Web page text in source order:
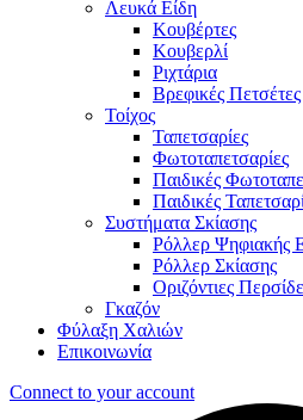
Λευκά Είδη
Κουβέρτες
Κουβερλί
Ριχτάρια
Βρεφικές Πετσέτες
Τοίχος
Ταπετσαρίες
Φωτοταπετσαρίες
Παιδικές
Παιδικές
Συστήματα Σκίασης
Ρόλλερ Ψηφιακής
Ρόλλερ Σκίασης
Οριζόντιες
Γκαζόν
Φύλαξη Χαλιών
Επικοινωνία
Connect to your account